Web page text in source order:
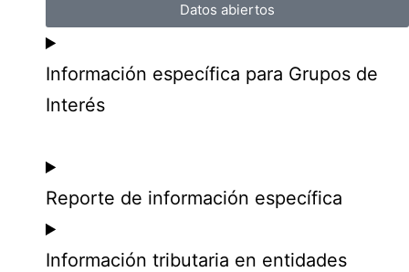
Datos abiertos
Información específica para Grupos de
Interés
Reporte de información específica
Información tributaria en entidades